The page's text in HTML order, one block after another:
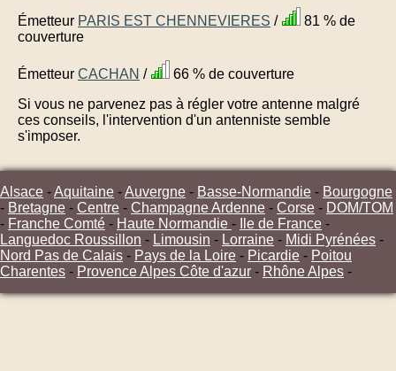
Émetteur PARIS EST CHENNEVIERES /
81 % de
couverture
Émetteur CACHAN /
66 % de couverture
Si vous ne parvenez pas à régler votre antenne malgré
ces conseils, l'intervention d'un antenniste semble
s'imposer.
Alsace -Aquitaine -Auvergne - Basse-Normandie - Bourgogne
- Bretagne - Centre - Champagne Ardenne - Corse - DOM/TOM
- Franche Comté - Haute Normandie - Ile de France -
Languedoc Roussillon - Limousin - Lorraine - Midi Pyrénées -
Nord Pas de Calais - Pays de la Loire - Picardie - Poitou
Charentes - Provence Alpes Côte d'azur - Rhône Alpes -